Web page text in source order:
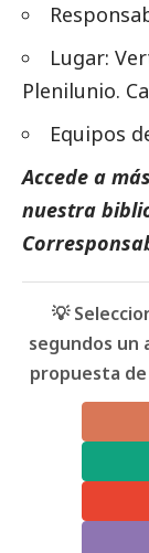
Lugar:
Plenilunio.
Equipos
Accede a
nuestra
💡
segundos un
propuesta